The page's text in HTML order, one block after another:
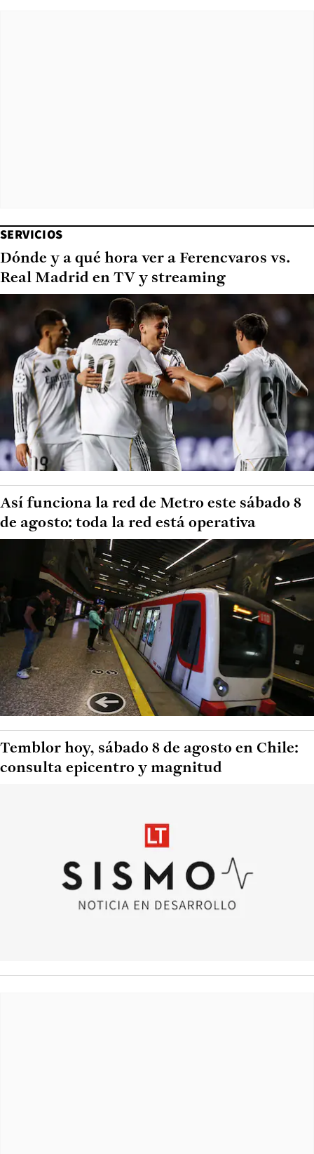
SERVICIOS
Dónde y a qué hora ver a Ferencvaros vs.
Real Madrid en TV y streaming
Así funciona la red de Metro este sábado 8
de agosto: toda la red está operativa
Temblor hoy, sábado 8 de agosto en Chile:
consulta epicentro y magnitud